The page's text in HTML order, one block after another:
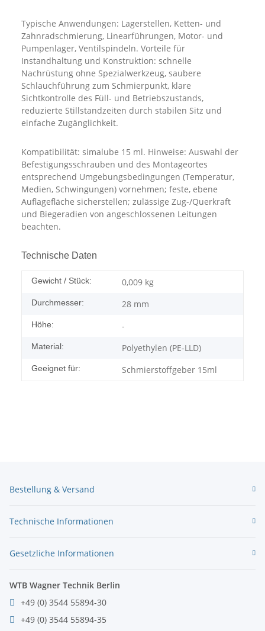
Typische Anwendungen: Lagerstellen, Ketten- und
Zahnradschmierung, Linearführungen, Motor- und
Pumpenlager, Ventilspindeln. Vorteile für
Instandhaltung und Konstruktion: schnelle
Nachrüstung ohne Spezialwerkzeug, saubere
Schlauchführung zum Schmierpunkt, klare
Sichtkontrolle des Füll- und Betriebszustands,
reduzierte Stillstandzeiten durch stabilen Sitz und
einfache Zugänglichkeit.
Kompatibilität: simalube 15 ml. Hinweise: Auswahl der
Befestigungsschrauben und des Montageortes
entsprechend Umgebungsbedingungen (Temperatur,
Medien, Schwingungen) vornehmen; feste, ebene
Auflagefläche sicherstellen; zulässige Zug-/Querkraft
und Biegeradien von angeschlossenen Leitungen
beachten.
Technische Daten
Gewicht / Stück: 0,009 kg
Durchmesser: 28 mm
Höhe: -
Material: Polyethylen (PE-LLD)
Geeignet für: Schmierstoffgeber 15ml
Bestellung & Versand
Technische Informationen
Gesetzliche Informationen
WTB Wagner Technik Berlin
+49 (0) 3544 55894-30
+49 (0) 3544 55894-35